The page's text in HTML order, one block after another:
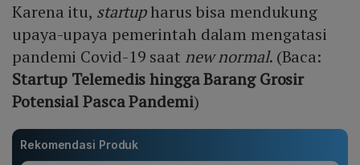
Karena itu, startupharus bisa mendukung
upaya-upaya pemerintah dalam mengatasi
pandemi Covid-19 saat new normal. (Baca:
Startup Telemedis hingga Barang Grosir
Potensial Pasca Pandemi)
Rekomendasi Produk